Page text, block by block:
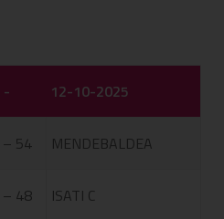
- 12-10-2025
54 MENDEBALDEA
48 ISATI C